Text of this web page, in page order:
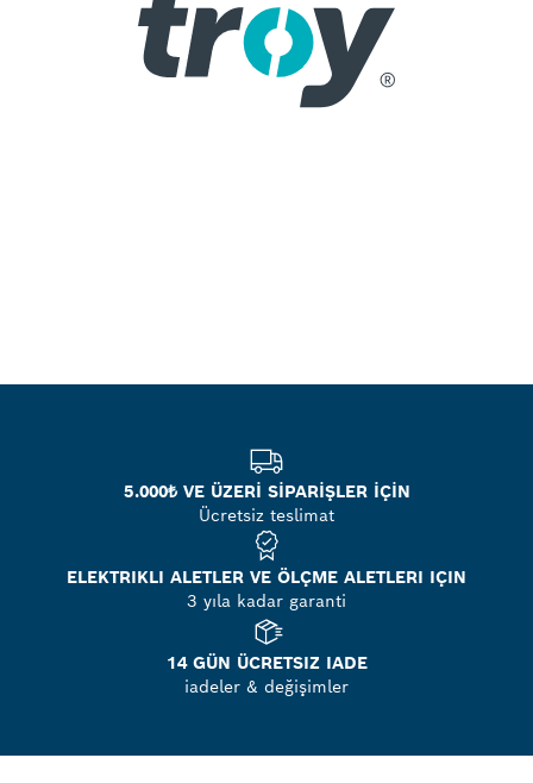
5.000₺ VE ÜZERİ SİPARİŞLER İÇİN
Ücretsiz teslimat
ELEKTRIKLI ALETLER VE ÖLÇME ALETLERI IÇIN
3 yıla kadar garanti
14 GÜN ÜCRETSIZ IADE
iadeler & değişimler